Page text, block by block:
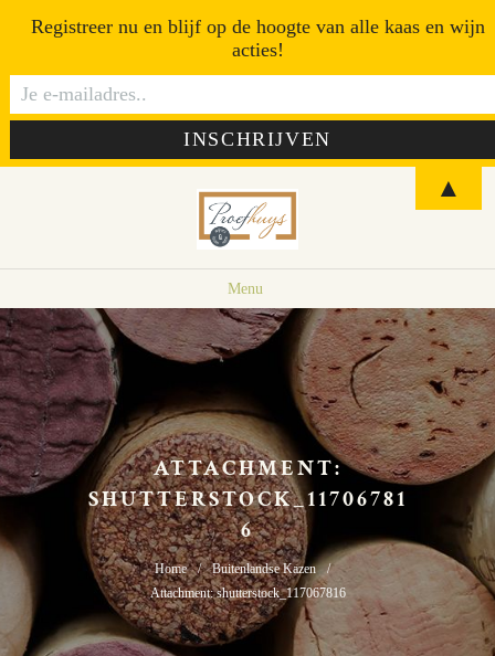
Menu
ATTACHMENT:
SHUTTERSTOCK_11706781
6
Home
Buitenlandse Kazen
Attachment: shutterstock_117067816
Registreer nu en blijf op de hoogte van alle kaas en wijn
acties!
▲